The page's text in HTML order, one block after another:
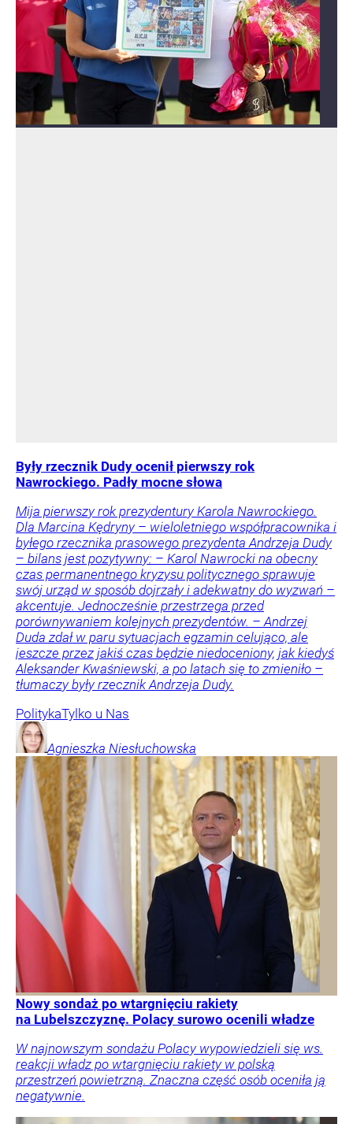
Były rzecznik Dudy ocenił pierwszy rok
Nawrockiego. Padły mocne słowa
Mija pierwszy rok prezydentury Karola Nawrockiego.
Dla Marcina Kędryny – wieloletniego współpracownika i
byłego rzecznika prasowego prezydenta Andrzeja Dudy
– bilans jest pozytywny: – Karol Nawrocki na obecny
czas permanentnego kryzysu politycznego sprawuje
swój urząd w sposób dojrzały i adekwatny do wyzwań –
akcentuje. Jednocześnie przestrzega przed
porównywaniem kolejnych prezydentów. – Andrzej
Duda zdał w paru sytuacjach egzamin celująco, ale
jeszcze przez jakiś czas będzie niedoceniony, jak kiedyś
Aleksander Kwaśniewski, a po latach się to zmieniło –
tłumaczy były rzecznik Andrzeja Dudy.
PolitykaTylko u Nas
Agnieszka Niesłuchowska
Nowy sondaż po wtargnięciu rakiety
na Lubelszczyznę. Polacy surowo ocenili władze
W najnowszym sondażu Polacy wypowiedzieli się ws.
reakcji władz po wtargnięciu rakiety w polską
przestrzeń powietrzną. Znaczna część osób oceniła ją
negatywnie.